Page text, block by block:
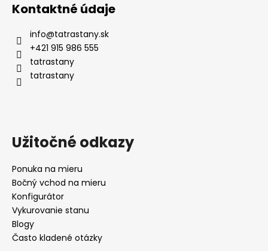
Kontaktné údaje
info@tatrastany.sk
+421 915 986 555
tatrastany
tatrastany
Užitočné odkazy
Ponuka na mieru
Bočný vchod na mieru
Konfigurátor
Vykurovanie stanu
Blogy
Často kladené otázky